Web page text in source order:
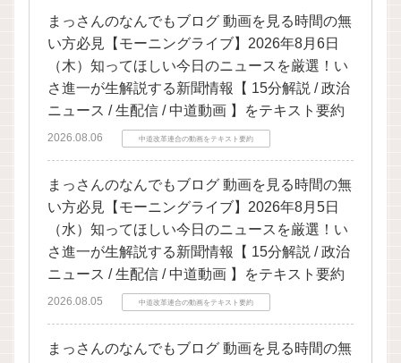
まっさんのなんでもブログ 動画を見る時間の無
い方必見【モーニングライブ】2026年8月6日
（木）知ってほしい今日のニュースを厳選！い
さ進一が生解説する新聞情報【 15分解説 / 政治
ニュース / 生配信 / 中道動画 】をテキスト要約
2026.08.06 中道改革連合の動画をテキスト要約
まっさんのなんでもブログ 動画を見る時間の無
い方必見【モーニングライブ】2026年8月5日
（水）知ってほしい今日のニュースを厳選！い
さ進一が生解説する新聞情報【 15分解説 / 政治
ニュース / 生配信 / 中道動画 】をテキスト要約
2026.08.05 中道改革連合の動画をテキスト要約
まっさんのなんでもブログ 動画を見る時間の無